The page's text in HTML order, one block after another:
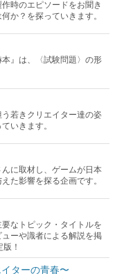
』は、〈試験問題〉の形
若きクリエイター達の姿
いきます。
に取材し、ゲームが日本
た影響を探る企画です。
なトピック・タイトルを
ーや識者による解説を掲
ターの青春〜
るマンガ家・田中圭一先
す。